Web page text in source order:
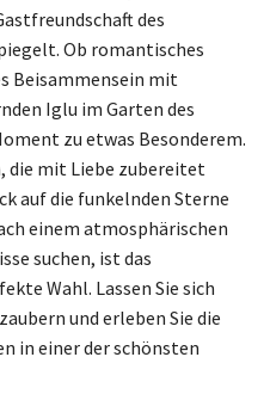
des
Ob romantisches
Beisammensein mit
Iglu im Garten des
zu etwas Besonderem.
die mit Liebe zubereitet
auf die funkelnden Sterne
einem atmosphärischen
suchen, ist das
Wahl. Lassen Sie sich
und erleben Sie die
in einer der schönsten